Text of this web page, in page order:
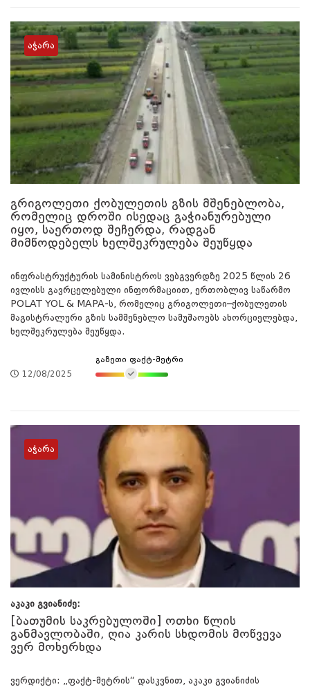
გრიგოლეთი ქობულეთის გზის მშენებლობა,
რომელიც დროში ისედაც გაჭიანურებული
იყო, საერთოდ შეჩერდა, რადგან
მიმწოდებელს ხელშეკრულება შეუწყდა
ინფრასტრუქტურის სამინისტროს ვებგვერდზე 2025 წლის 26
ივლისს გავრცელებული ინფორმაციით, ერთობლივ საწარმო
POLAT YOL & MAPA-ს, რომელიც გრიგოლეთი–ქობულეთის
მაგისტრალური გზის სამშენებლო სამუშაოებს ახორციელებდა,
ხელშეკრულება შეუწყდა.
12/08/2025
გაზეთი ფაქტ-მეტრი
აჭარა
აკაკი გვიანიძე:
[ბათუმის საკრებულოში] ოთხი წლის
განმავლობაში, ღია კარის სხდომის მოწვევა
ვერ მოხერხდა
ვერდიქტი: „ფაქტ-მეტრის“ დასკვნით, აკაკი გვიანიძის
აჭარა